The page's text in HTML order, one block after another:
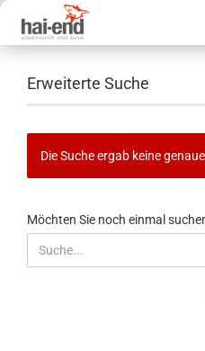
Erweiterte Suche
Die Suche ergab keine
MÖCHTEN
SIE
NOCH
Möchten Sie noch einmal